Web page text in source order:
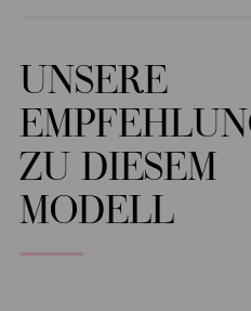
UNSERE
ZU DIESEM
MODELL